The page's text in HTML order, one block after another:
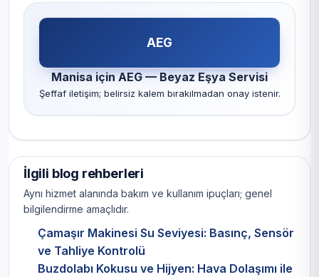
AEG
Manisa için AEG — Beyaz Eşya Servisi
Şeffaf iletişim; belirsiz kalem bırakılmadan onay istenir.
İlgili blog rehberleri
Aynı hizmet alanında bakım ve kullanım ipuçları; genel
bilgilendirme amaçlıdır.
Çamaşır Makinesi Su Seviyesi: Basınç, Sensör
ve Tahliye Kontrolü
Buzdolabı Kokusu ve Hijyen: Hava Dolaşımı ile